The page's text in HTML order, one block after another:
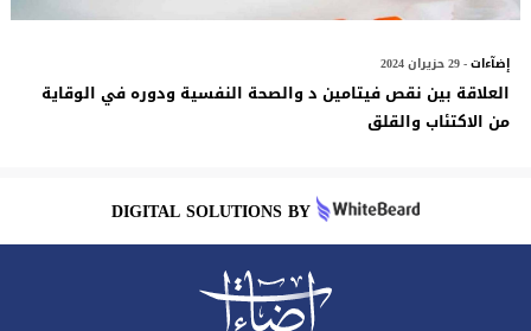
إضآءات- 29 حزيران 2024
العلاقة بين نقص فيتامين د والصحة النفسية ودوره في الوقاية
من الاكتئاب والقلق
DIGITAL SOLUTIONS BY